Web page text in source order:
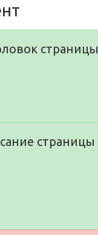
страницы
страницы